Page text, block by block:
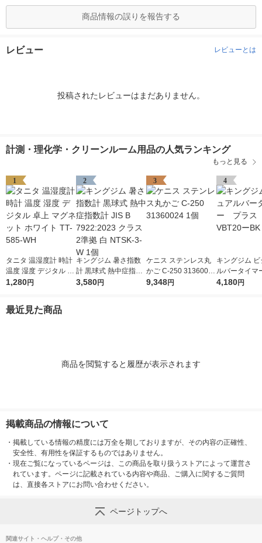
商品情報の誤りを報告する
レビュー レビューとは
投稿されたレビューはまだありません。
計測・理化学・クリーンルーム用品の人気ランキング
もっと見る
1
タニタ 温湿度計 時計
温度 湿度 デジタル 卓
上 マグネット ホワイ
1,280円
2
キングジム 暑さ指数
計 黒球式 熱中症指数
計 JIS B 7922:2023 ク
3,580円
3
ケニス ステンレス丸
かご C-250 31360024
1個
9,348円
4
キングジム
ルバータイ
ス クロ
4,180円
最近見た商品
商品を閲覧すると履歴が表示されます
掲載商品の情報について
・ 掲載している情報の精度には万全を期しておりますが、その内容の正確性、
安全性、有用性を保証するものではありません。
・ 現在ご覧になっているページは、この商品を取り扱うストアによって運営さ
れています。ページに記載されている内容や商品、ご購入に関するご質問
は、直接各ストアにお問い合わせください。
ページトップへ
関連サイト・ヘルプ・その他